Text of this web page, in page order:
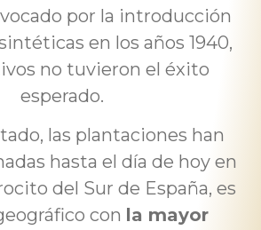
por la introducción
en los años 1940,
no tuvieron el éxito
esperado.
las plantaciones han
hasta el día de hoy en
del Sur de España, es
con la mayor